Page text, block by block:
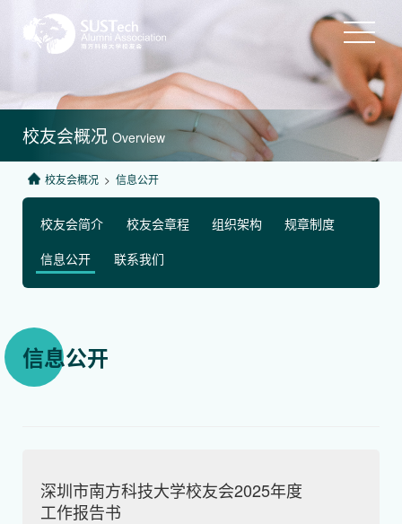
校友会概况 Overview
校友会概况> 信息公开
校友会简介 校友会章程 组织架构
规章制度
信息公开
联系我们
信息公开
深圳市南方科技大学校友会2025年度
工作报告书